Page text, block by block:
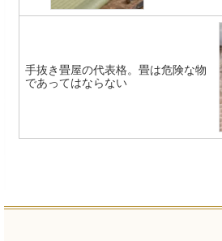
手抜き畳屋の代表格。畳は危険な物
であってはならない